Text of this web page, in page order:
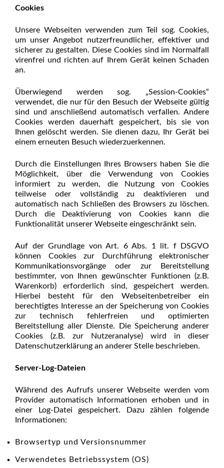
Cookies
Unsere Webseiten verwenden zum Teil sog. Cookies,
um unser Angebot nutzerfreundlicher, effektiver und
sicherer zu gestalten. Diese Cookies sind im Normalfall
virenfrei und richten auf Ihrem Gerät keinen Schaden
an.
Überwiegend werden sog. „Session-Cookies“
verwendet, die nur für den Besuch der Webseite gültig
sind und anschließend automatisch verfallen. Andere
Cookies werden dauerhaft gespeichert, bis sie von
Ihnen gelöscht werden. Sie dienen dazu, Ihr Gerät bei
einem erneuten Besuch wiederzuerkennen.
Durch die Einstellungen Ihres Browsers haben Sie die
Möglichkeit, über die Verwendung von Cookies
informiert zu werden, die Nutzung von Cookies
teilweise oder vollständig zu deaktivieren und
automatisch nach Schließen des Browsers zu löschen.
Durch die Deaktivierung von Cookies kann die
Funktionalität unserer Webseite eingeschränkt sein.
Auf der Grundlage von Art. 6 Abs. 1 lit. f DSGVO
können Cookies zur Durchführung elektronischer
Kommunikationsvorgänge oder zur Bereitstellung
bestimmter, von Ihnen gewünschter Funktionen (z.B.
Warenkorb) erforderlich sind, gespeichert werden.
Hierbei besteht für den Webseitenbetreiber ein
berechtigtes Interesse an der Speicherung von Cookies
zur technisch fehlerfreien und optimierten
Bereitstellung aller Dienste. Die Speicherung anderer
Cookies (z.B. zur Nutzeranalyse) wird in dieser
Datenschutzerklärung an anderer Stelle beschrieben.
Server-Log-Dateien
Während des Aufrufs unserer Webseite werden vom
Provider automatisch Informationen erhoben und in
einer Log-Datei gespeichert. Dazu zählen folgende
Informationen:
Browsertyp und Versionsnummer
Verwendetes Betriebssystem (OS)